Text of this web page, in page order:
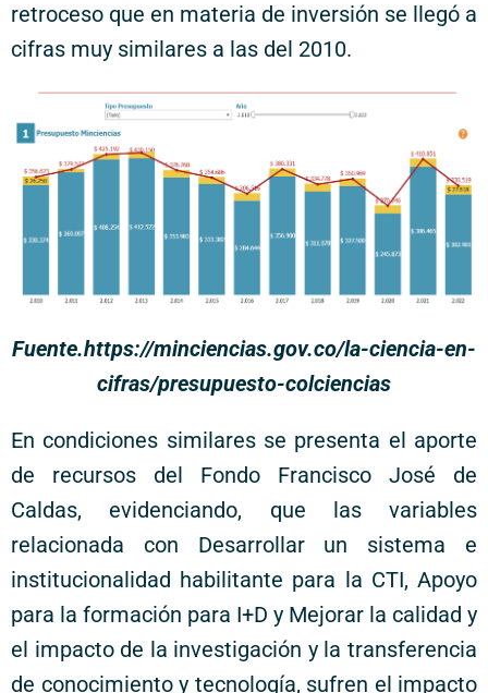
retroceso que en materia de inversión se llegó a
cifras muy similares a las del 2010.
Fuente.https://minciencias.gov.co/la-ciencia-en-
cifras/presupuesto-colciencias
En condiciones similares se presenta el aporte
de recursos del Fondo Francisco José de
Caldas, evidenciando, que las variables
relacionada con Desarrollar un sistema e
institucionalidad habilitante para la CTI, Apoyo
para la formación para I+D y Mejorar la calidad y
el impacto de la investigación y la transferencia
de conocimiento y tecnología, sufren el impacto